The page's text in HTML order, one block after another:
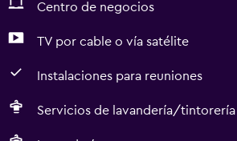
Centro de negocios
TV por cable o vía satélite
Instalaciones para reuniones
Servicios de lavandería/tintorería